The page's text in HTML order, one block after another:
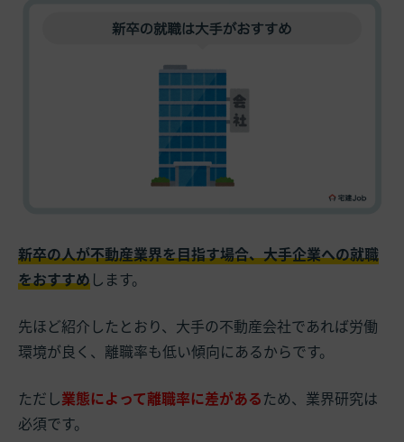
新卒の人が不動産業界を目指す場合、大手企業への就職
をおすすめします。
先ほど紹介したとおり、大手の不動産会社であれば労働
環境が良く、離職率も低い傾向にあるからです。
ただし業態によって離職率に差があるため、業界研究は
必須です。